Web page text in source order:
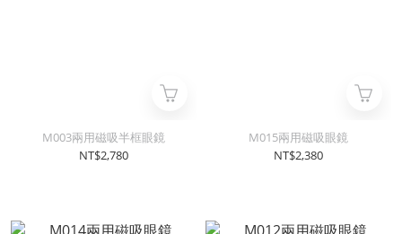
M003兩用磁吸半框眼鏡
NT$2,780
M015兩用磁吸眼鏡
NT$2,380